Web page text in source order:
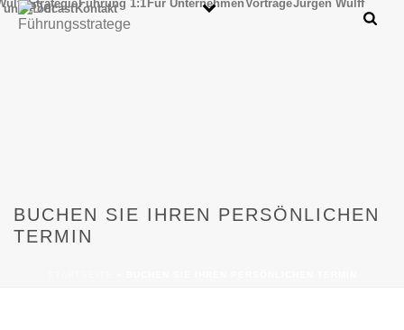
StrategieFührung 1:1 Für Unternehmen VorträgeJürgen Wulff
und PodcastKontakt
BUCHEN SIE IHREN PERSÖNLICHEN
TERMIN